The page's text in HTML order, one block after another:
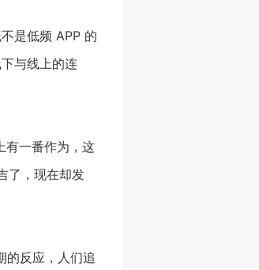
是低频 APP 的
与线上的连
有一番作为，这
了，现在却发
的反应，人们追